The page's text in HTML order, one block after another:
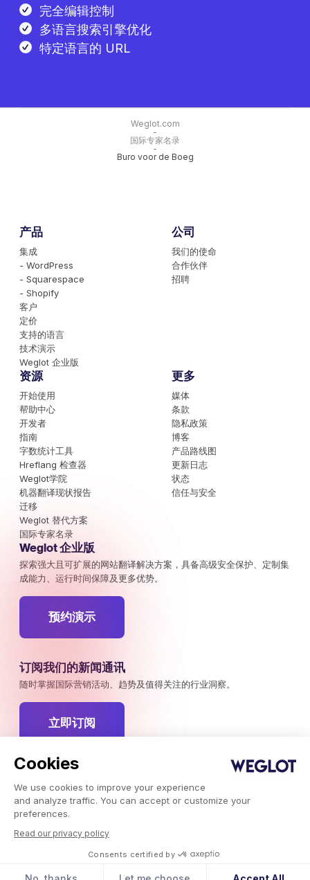
Cookies
We use cookies to improve your experience
and analyze traffic. You can accept or customize your
preferences.
Read our privacy policy
Consents certified by
完全编辑控制
多语言搜索引擎优化
特定语言的 URL
Weglot.com
-
国际专家名录
-
Buro voor de Boeg
产品
集成
- WordPress
- Squarespace
- Shopify
客户
定价
支持的语言
技术演示
Weglot 企业版
公司
我们的使命
合作伙伴
招聘
资源
开始使用
帮助中心
开发者
指南
字数统计工具
Hreflang 检查器
Weglot学院
机器翻译现状报告
迁移
Weglot 替代方案
国际专家名录
更多
媒体
条款
隐私政策
博客
产品路线图
更新日志
状态
信任与安全
Weglot 企业版
探索强大且可扩展的网站翻译解决方案，具备高级安全保护、定制集
成能力、运行时间保障及更多优势。
预约演示
订阅我们的新闻通讯
随时掌握国际营销活动、趋势及值得关注的行业洞察。
立即订阅
Weglot © 2026，翻译即服务。
版权所有 © 2026Weglot 保留所有权利。